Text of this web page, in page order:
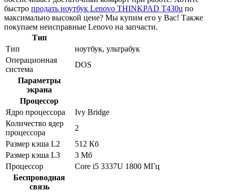
быстро продать ноутбук Lenovo THINKPAD T430u по
максимально высокой цене? Мы купим его у Вас! Также
покупаем неисправные Lenovo на запчасти.
Тип
Тип
ноутбук, ультрабук
Операционная
система
DOS
Параметры
экрана
Процессор
Ядро процессора
Ivy Bridge
Количество ядер
процессора
2
Размер кэша L2
512 Кб
Размер кэша L3
3 Мб
Процессор
Core i5 3337U 1800 МГц
Беспроводная
связь